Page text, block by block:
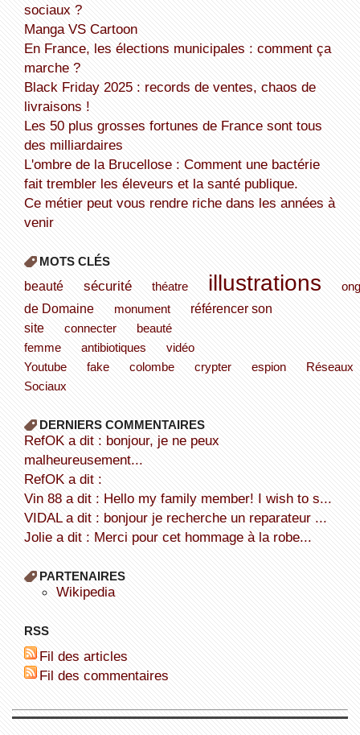
sociaux ?
Manga VS Cartoon
En France, les élections municipales : comment ça
marche ?
Black Friday 2025 : records de ventes, chaos de
livraisons !
Les 50 plus grosses fortunes de France sont tous
des milliardaires
L'ombre de la Brucellose : Comment une bactérie
fait trembler les éleveurs et la santé publique.
Ce métier peut vous rendre riche dans les années à
venir
MOTS CLÉS
beauté sécurité théatre illustrations
de Domaine monument
référencer son
site
connecter
beauté
femme
antibiotiques
vidéo
Youtube
fake colombe crypter espion
Réseaux
Sociaux
DERNIERS COMMENTAIRES
refOK a dit : bonjour, je ne peux
malheureusement...
refOK a dit :
Vin 88 a dit : Hello my family member! I wish to s...
VIDAL a dit : bonjour je recherche un reparateur ...
Jolie a dit : Merci pour cet hommage à la robe...
PARTENAIRES
wikipedia
RSS
Fil des articles
Fil des commentaires